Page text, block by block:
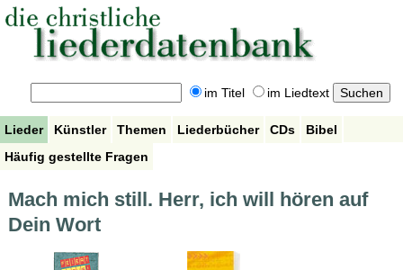
im Titel im Liedtext
Lieder Künstler Themen Liederbücher CDs
Bibel
Häufig gestellte Fragen
Mach mich still. Herr, ich will hören auf
Dein Wort